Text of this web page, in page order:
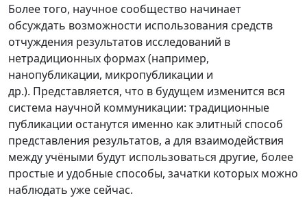
Более того, научное сообщество начинает
обсуждать возможности использования средств
отчуждения результатов исследований в
нетрадиционных формах (например,
нанопубликации, микропубликации и
др.). Представляется, что в будущем изменится вся
система научной коммуникации: традиционные
публикации останутся именно как элитный способ
представления результатов, а для взаимодействия
между учёными будут использоваться другие, более
простые и удобные способы, зачатки которых можно
наблюдать уже сейчас.